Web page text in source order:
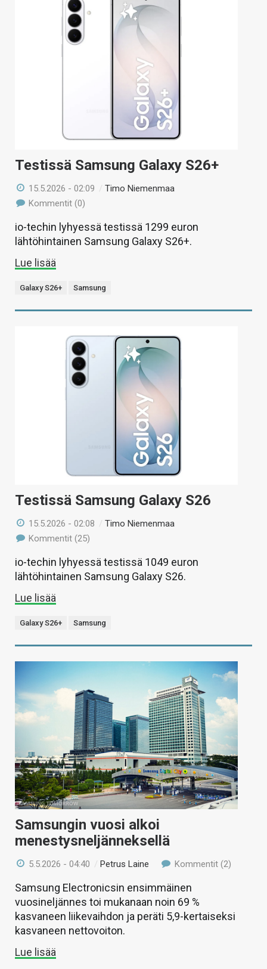
Testissä Samsung Galaxy S26+
15.5.2026 - 02:09 /Timo Niemenmaa
Kommentit (0)
io-techin lyhyessä testissä 1299 euron
lähtöhintainen Samsung Galaxy S26+.
Lue lisää
Galaxy S26+ Samsung
Testissä Samsung Galaxy S26
15.5.2026 - 02:08 /Timo Niemenmaa
Kommentit (25)
io-techin lyhyessä testissä 1049 euron
lähtöhintainen Samsung Galaxy S26.
Lue lisää
Galaxy S26+ Samsung
Samsungin vuosi alkoi
menestysneljänneksellä
5.5.2026 - 04:40 / Petrus Laine Kommentit (2)
Samsung Electronicsin ensimmäinen
vuosineljännes toi mukanaan noin 69 %
kasvaneen liikevaihdon ja peräti 5,9-kertaiseksi
kasvaneen nettovoiton.
Lue lisää